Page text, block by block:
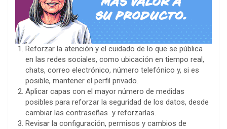
Reforzar la atención y el cuidado de lo que se pública
en las redes sociales, como ubicación en tiempo real,
chats, correo electrónico, número telefónico y, si es
posible, mantener el perfil privado.
Aplicar capas con el mayor número de medidas
posibles para reforzar la seguridad de los datos, desde
cambiar las contraseñas y reforzarlas.
Revisar la configuración, permisos y cambios de